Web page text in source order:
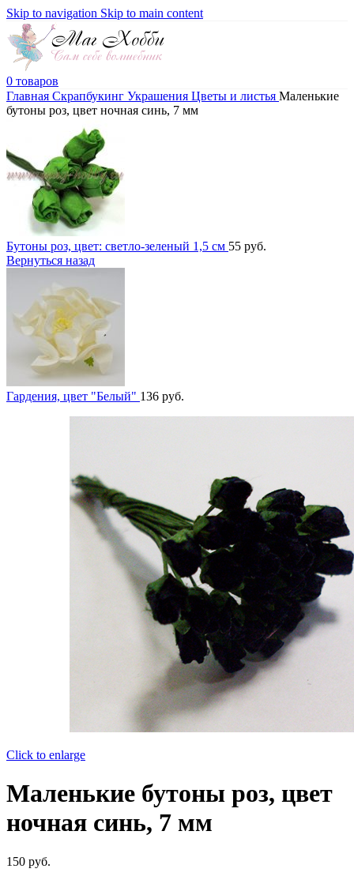
Skip to navigation Skip to main content
0 товаров
Главная Скрапбукинг Украшения Цветы и листья Маленькие
бутоны роз, цвет ночная синь, 7 мм
Бутоны роз, цвет: светло-зеленый 1,5 см 55 руб.
Вернуться назад
Гардения, цвет "Белый" 136 руб.
Click to enlarge
Маленькие бутоны роз, цвет
ночная синь, 7 мм
150 руб.